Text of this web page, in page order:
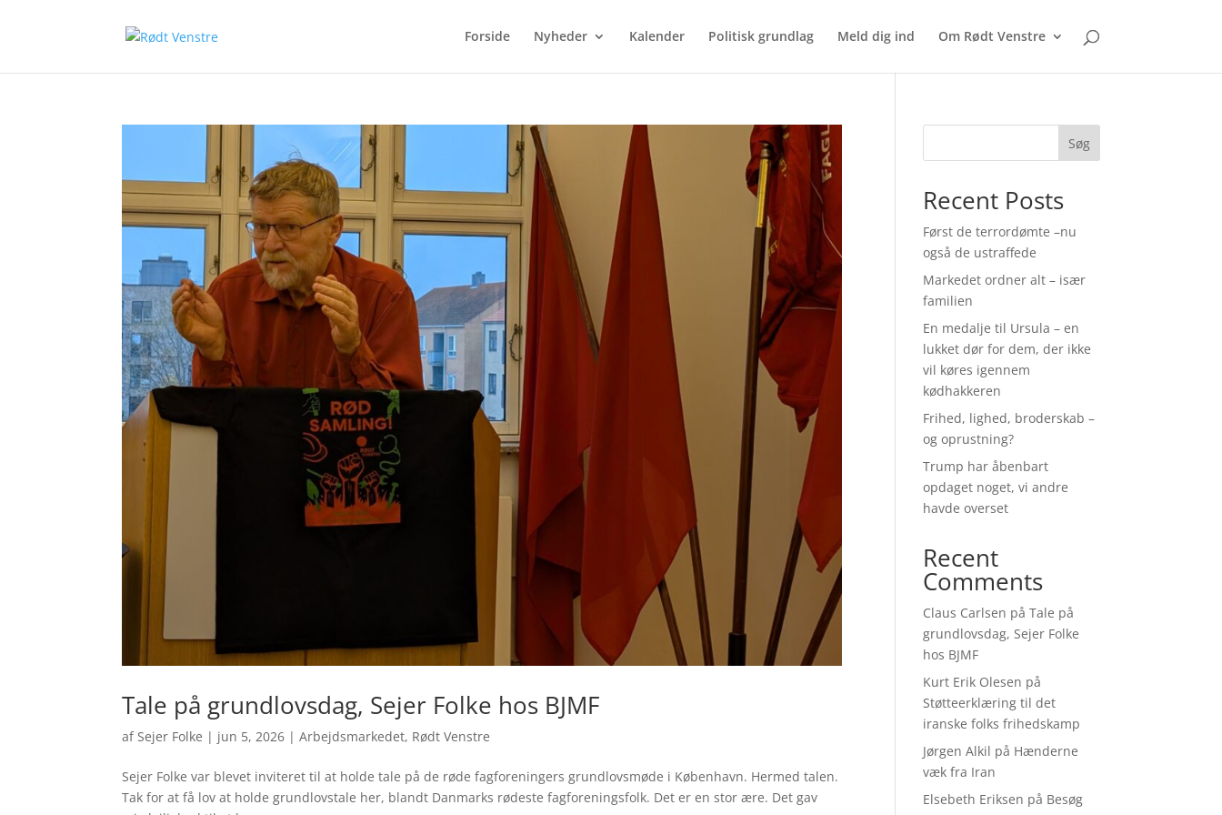
Forside Nyheder Kalender Politisk grundlag Meld dig ind Om Rødt Venstre
Tale på grundlovsdag, Sejer Folke hos BJMF
af Sejer Folke | jun 5, 2026 |Arbejdsmarkedet, Rødt Venstre
Sejer Folke var blevet inviteret til at holde tale på de røde fagforeningers grundlovsmøde i København. Hermed talen.
Tak for at få lov at holde grundlovstale her, blandt Danmarks rødeste fagforeningsfolk. Det er en stor ære. Det gav
Søg
Recent Posts
Først de terrordømte –nu
også de ustraffede
Markedet ordner alt – især
familien
En medalje til Ursula – en
lukket dør for dem, der ikke
vil køres igennem
kødhakkeren
Frihed, lighed, broderskab –
og oprustning?
Trump har åbenbart
opdaget noget, vi andre
havde overset
Recent
Comments
Claus Carlsen påTale på
grundlovsdag, Sejer Folke
hos BJMF
Kurt Erik Olesen på
Støtteerklæring til det
iranske folks frihedskamp
Jørgen Alkil på Hænderne
væk fra Iran
Elsebeth Eriksen på Besøg